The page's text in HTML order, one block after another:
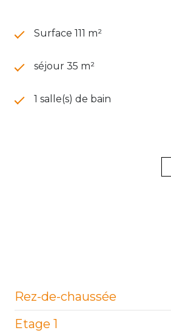
Surface 111 m²
séjour 35 m²
1 salle(s) de bain
Rez-de-chaussée
Etage 1